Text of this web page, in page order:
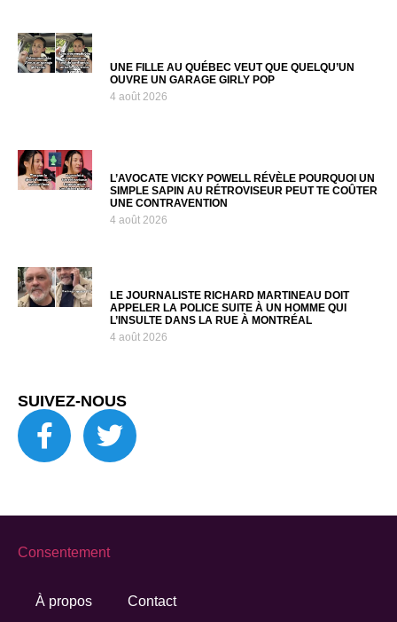
UNE FILLE AU QUÉBEC VEUT QUE QUELQU’UN
OUVRE UN GARAGE GIRLY POP
4 août 2026
L’AVOCATE VICKY POWELL RÉVÈLE POURQUOI UN
SIMPLE SAPIN AU RÉTROVISEUR PEUT TE COÛTER
UNE CONTRAVENTION
4 août 2026
LE JOURNALISTE RICHARD MARTINEAU DOIT
APPELER LA POLICE SUITE À UN HOMME QUI
L’INSULTE DANS LA RUE À MONTRÉAL
4 août 2026
SUIVEZ-NOUS
À propos Contact
Consentement